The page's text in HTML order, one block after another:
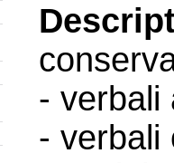
- verbali
- verbali